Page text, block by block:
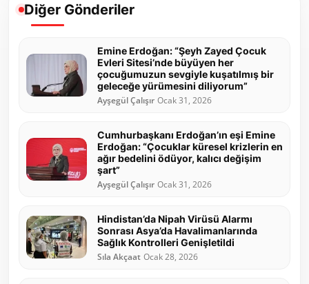
Diğer Gönderiler
Emine Erdoğan: “Şeyh Zayed Çocuk
Evleri Sitesi’nde büyüyen her
çocuğumuzun sevgiyle kuşatılmış bir
geleceğe yürümesini diliyorum”
Ayşegül Çalışır Ocak 31, 2026
Cumhurbaşkanı Erdoğan’ın eşi Emine
Erdoğan: “Çocuklar küresel krizlerin en
ağır bedelini ödüyor, kalıcı değişim
şart”
Ayşegül Çalışır Ocak 31, 2026
Hindistan’da Nipah Virüsü Alarmı
Sonrası Asya’da Havalimanlarında
Sağlık Kontrolleri Genişletildi
Sıla Akçaat Ocak 28, 2026